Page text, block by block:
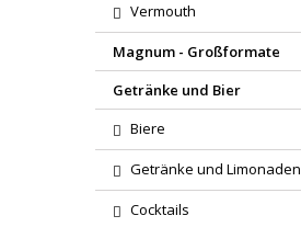
Vermouth
Magnum - Großformate
Getränke und Bier
Biere
Getränke und Limonaden
Cocktails